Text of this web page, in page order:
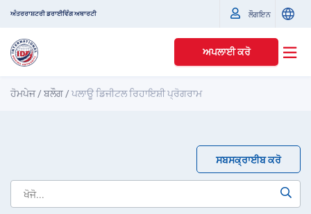
ਅੰਤਰਰਾਸ਼ਟਰੀ ਡਰਾਈਵਿੰਗ ਅਥਾਰਟੀ ਲੌਗਇਨ
ਅਪਲਾਈ ਕਰੋ
ਹੋਮਪੇਜ/ਬਲੌਗ /ਪਲਾਊ ਡਿਜੀਟਲ ਰਿਹਾਇਸ਼ੀ ਪ੍ਰੋਗਰਾਮ
ਸਬਸਕ੍ਰਾਈਬ ਕਰੋ